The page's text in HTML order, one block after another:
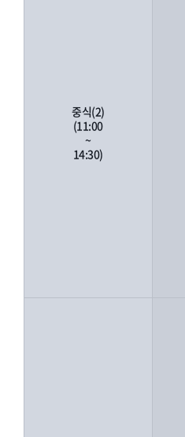
중식(2)
(11:00
~
14:30)